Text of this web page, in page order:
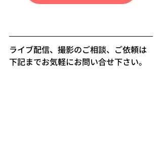
ライブ配信、撮影のご相談、ご依頼は
下記までお気軽にお問い合せ下さい。